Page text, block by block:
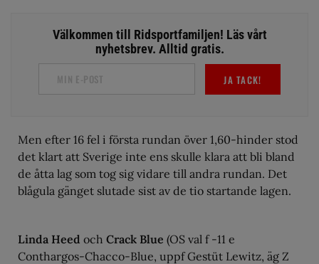
Välkommen till Ridsportfamiljen! Läs vårt
nyhetsbrev. Alltid gratis.
JA TACK!
Men efter 16 fel i första rundan över 1,60-hinder stod
det klart att Sverige inte ens skulle klara att bli bland
de åtta lag som tog sig vidare till andra rundan. Det
blågula gänget slutade sist av de tio startande lagen.
Linda Heed och Crack Blue (OS val f -11 e
Conthargos-Chacco-Blue, uppf Gestüt Lewitz, äg Z